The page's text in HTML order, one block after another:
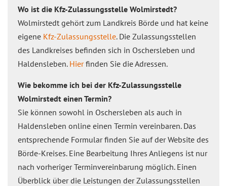
Wo ist die Kfz-Zulassungsstelle Wolmirstedt?
Wolmirstedt gehört zum Landkreis Börde und hat keine
eigene Kfz-Zulassungsstelle. Die Zulassungsstellen
des Landkreises befinden sich in Oschersleben und
Haldensleben. Hierfinden Sie die Adressen.
Wie bekomme ich bei der Kfz-Zulassungsstelle
Wolmirstedt einen Termin?
Sie können sowohl in Oschersleben als auch in
Haldensleben online einen Termin vereinbaren. Das
entsprechende Formular finden Sie auf der Website des
Börde-Kreises. Eine Bearbeitung Ihres Anliegens ist nur
nach vorheriger Terminvereinbarung möglich. Einen
Überblick über die Leistungen der Zulassungsstellen